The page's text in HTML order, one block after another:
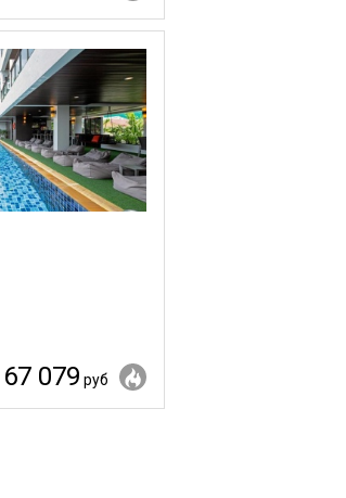
67 079 руб